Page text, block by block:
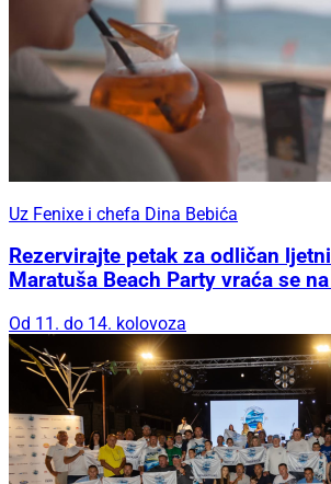
Uz Fenixe i chefa Dina Bebića
Rezervirajte petak za odličan
Maratuša Beach Party vraća se
Od 11. do 14. kolovoza